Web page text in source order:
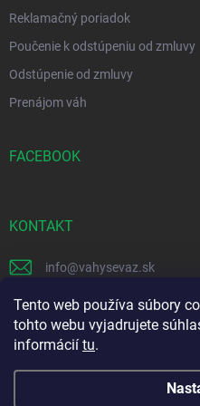
Tento web používa súbory
tohto webu vyjadrujete
informácií tu.
Reklamačný poriadok
Poučenie k odstúpeniu od zmluvy
Odstúpenie od zmluvy
Prenájom váh
FACEBOOK
KONTAKT
info@vahysevaz.sk
+421 914 256 006
Facebook